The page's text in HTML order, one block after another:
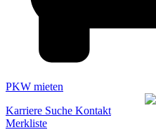
PKW mieten
Karriere Suche Kontakt
Merkliste